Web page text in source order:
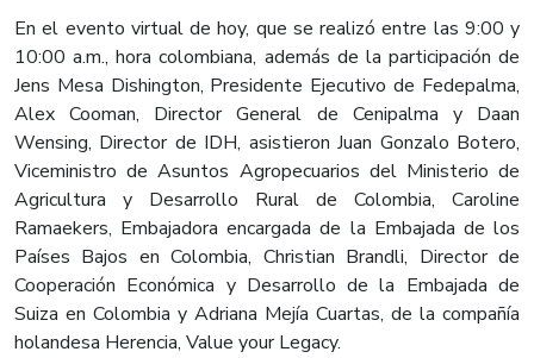
En el evento virtual de hoy, que se realizó entre las 9:00 y
10:00 a.m., hora colombiana, además de la participación de
Jens Mesa Dishington, Presidente Ejecutivo de Fedepalma,
Alex Cooman, Director General de Cenipalma y Daan
Wensing, Director de IDH, asistieron Juan Gonzalo Botero,
Viceministro de Asuntos Agropecuarios del Ministerio de
Agricultura y Desarrollo Rural de Colombia, Caroline
Ramaekers, Embajadora encargada de la Embajada de los
Países Bajos en Colombia, Christian Brandli, Director de
Cooperación Económica y Desarrollo de la Embajada de
Suiza en Colombia y Adriana Mejía Cuartas, de la compañía
holandesa Herencia, Value your Legacy.